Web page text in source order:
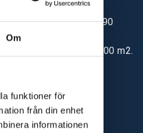
Om
funktioner för
från din enhet
informationen
i Danmark har mer än 90
i Kina öppnar med 3 500 m2.